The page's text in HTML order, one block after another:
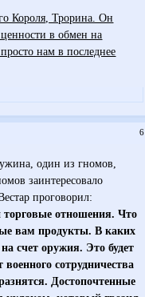
Короля, Трорина. Он
в обмен на
нам в последнее
6
один из гномов,
заинтересовало
проговорил:
торговые отношения. Что
вам продукты. В каких
счет оружия. Это будет
военного сотрудничества
Достопочтенные